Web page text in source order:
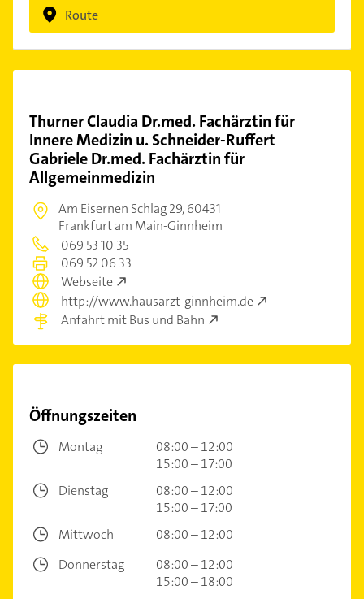
Route
Thurner Claudia Dr.med. Fachärztin für
Innere Medizin u. Schneider-Ruffert
Gabriele Dr.med. Fachärztin für
Allgemeinmedizin
Am Eisernen Schlag 29,60431
Frankfurt am Main-Ginnheim
069 53 10 35
069 52 06 33
Webseite
http://www.hausarzt-ginnheim.de
Anfahrt mit Bus und Bahn
Öffnungszeiten
Montag
08:00 – 12:00
15:00 – 17:00
Dienstag
08:00 – 12:00
15:00 – 17:00
Mittwoch
08:00 – 12:00
Donnerstag
08:00 – 12:00
15:00 – 18:00